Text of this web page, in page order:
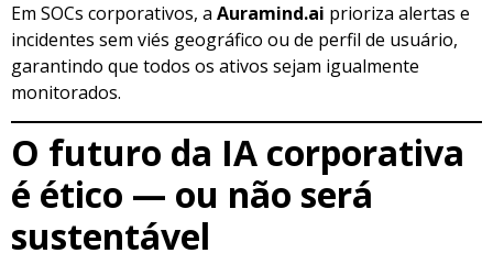
Em SOCs corporativos, a Auramind.ai prioriza alertas e
incidentes sem viés geográfico ou de perfil de usuário,
garantindo que todos os ativos sejam igualmente
monitorados.
O futuro da IA corporativa
é ético — ou não será
sustentável